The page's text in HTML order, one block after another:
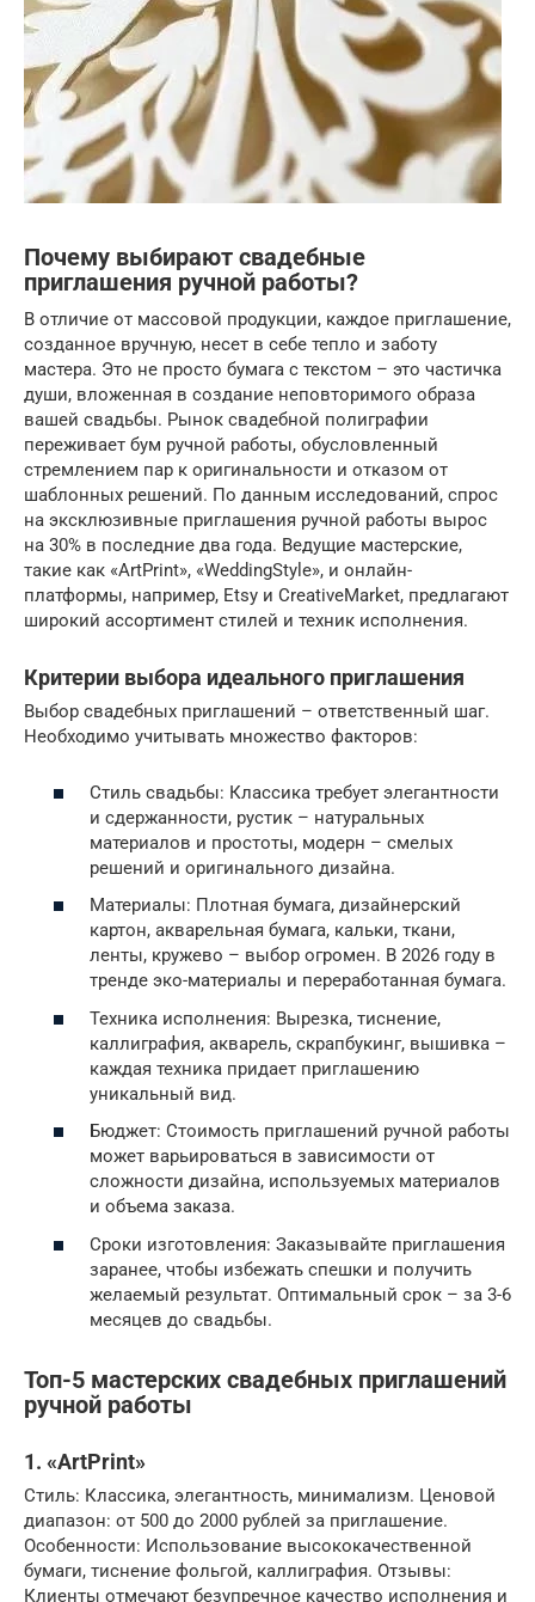
Почему выбирают свадебные
приглашения ручной работы?
В отличие от массовой продукции, каждое приглашение,
созданное вручную, несет в себе тепло и заботу
мастера. Это не просто бумага с текстом – это частичка
души, вложенная в создание неповторимого образа
вашей свадьбы. Рынок свадебной полиграфии
переживает бум ручной работы, обусловленный
стремлением пар к оригинальности и отказом от
шаблонных решений. По данным исследований, спрос
на эксклюзивные приглашения ручной работы вырос
на 30% в последние два года. Ведущие мастерские,
такие как «ArtPrint», «WeddingStyle», и онлайн-
платформы, например, Etsy и CreativeMarket, предлагают
широкий ассортимент стилей и техник исполнения.
Критерии выбора идеального приглашения
Выбор свадебных приглашений – ответственный шаг.
Необходимо учитывать множество факторов:
Стиль свадьбы: Классика требует элегантности
и сдержанности, рустик – натуральных
материалов и простоты, модерн – смелых
решений и оригинального дизайна.
Материалы: Плотная бумага, дизайнерский
картон, акварельная бумага, кальки, ткани,
ленты, кружево – выбор огромен. В 2026 году в
тренде эко-материалы и переработанная бумага.
Техника исполнения: Вырезка, тиснение,
каллиграфия, акварель, скрапбукинг, вышивка –
каждая техника придает приглашению
уникальный вид.
Бюджет: Стоимость приглашений ручной работы
может варьироваться в зависимости от
сложности дизайна, используемых материалов
и объема заказа.
Сроки изготовления: Заказывайте приглашения
заранее, чтобы избежать спешки и получить
желаемый результат. Оптимальный срок – за 3-6
месяцев до свадьбы.
Топ-5 мастерских свадебных приглашений
ручной работы
1. «ArtPrint»
Стиль: Классика, элегантность, минимализм. Ценовой
диапазон: от 500 до 2000 рублей за приглашение.
Особенности: Использование высококачественной
бумаги, тиснение фольгой, каллиграфия. Отзывы:
Клиенты отмечают безупречное качество исполнения и